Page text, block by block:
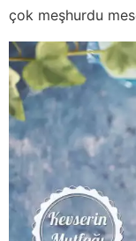
çok meşhurdu